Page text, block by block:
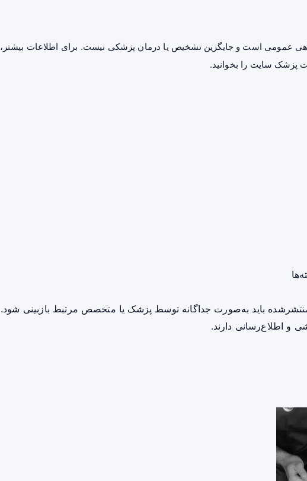
عمومی است و جایگزین تشخیص یا درمان پزشکی نیست. برای اطلاعات بیشتر،
پزشک سایت را بخوانید.
باید به‌صورت جداگانه توسط پزشک یا متخصص مرتبط بازبینی شود.
و اطلاع‌رسانی دارند.